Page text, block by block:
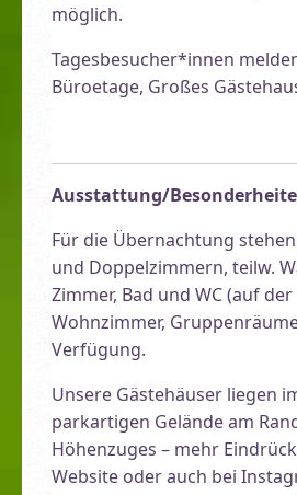
möglich.
Tagesbesucher*innen
Büroetage, Großes
Ausstattung/
Für die Übernachtung
und Doppelzimmern, teilw.
Zimmer, Bad und WC (auf der
Wohnzimmer,
Verfügung.
Unsere Gästehäuser liegen
parkartigen Gelände am
Höhenzuges – mehr
Website oder auch bei